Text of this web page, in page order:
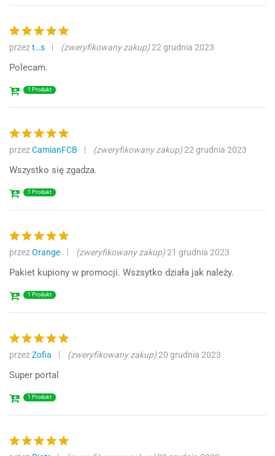
Oceniono
5na 5
przezt…s (zweryfikowany zakup)22 grudnia 2023
Polecam.
1 Produkt
Oceniono
5na 5
przezCamianFCB (zweryfikowany zakup)22 grudnia 2023
Wszystko się zgadza.
1 Produkt
Oceniono
5na 5
przezOrange (zweryfikowany zakup)21 grudnia 2023
Pakiet kupiony w promocji. Wszsytko działa jak należy.
1 Produkt
Oceniono
5na 5
przezZofia (zweryfikowany zakup)20 grudnia 2023
Super portal
1 Produkt